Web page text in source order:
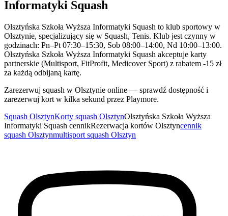
Informatyki Squash
Olsztyńska Szkoła Wyższa Informatyki Squash to klub sportowy w
Olsztynie, specjalizujący się w Squash, Tenis. Klub jest czynny w
godzinach: Pn–Pt 07:30–15:30, Sob 08:00–14:00, Nd 10:00–13:00.
Olsztyńska Szkoła Wyższa Informatyki Squash akceptuje karty
partnerskie (Multisport, FitProfit, Medicover Sport) z rabatem -15 zł
za każdą odbijaną kartę.
Zarezerwuj squash w Olsztynie online — sprawdź dostępność i
zarezerwuj kort w kilka sekund przez Playmore.
Squash OlsztynKorty squash OlsztynOlsztyńska Szkoła Wyższa
Informatyki Squash cennikRezerwacja kortów Olsztyncennik
squash Olsztynmultisport squash Olsztyn